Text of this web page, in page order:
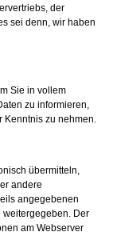
der
sei denn, wir haben
Sie in vollem
zu informieren,
Kenntnis zu nehmen.
übermitteln,
andere
angegebenen
weitergegeben. Der
am Webserver